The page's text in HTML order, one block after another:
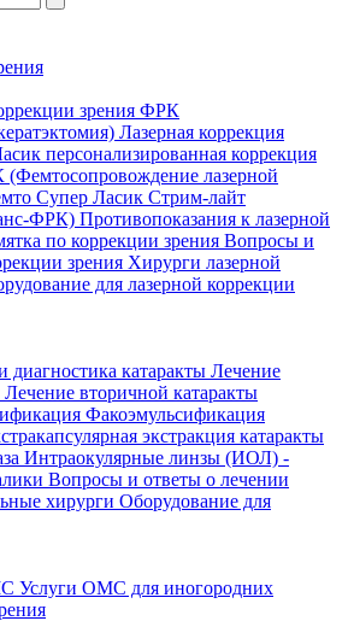
зрения ФРК
Лазерная коррекция
персонализированная коррекция
лазерной
Супер Ласик Стрим-лайт
ФРК) Противопоказания к лазерной
по коррекции зрения Вопросы и
зрения Хирурги лазерной
для лазерной коррекции
катаракты Лечение
Лечение вторичной катаракты
Факоэмульсификация
экстракция катаракты
Интраокулярные линзы (ИОЛ) -
Вопросы и ответы о лечении
хирурги Оборудование для
Услуги ОМС для иногородних